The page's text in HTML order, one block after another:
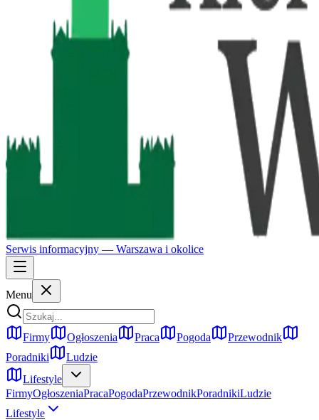
Serwis informacyjny — Warszawa i okolice
Menu
Firmy Ogłoszenia Praca Pogoda
Przewodnik
Poradniki
Ludzie
Lifestyle
FirmyOgłoszeniaPracaPogodaPrzewodnikPoradnikiLudzie
Lifestyle